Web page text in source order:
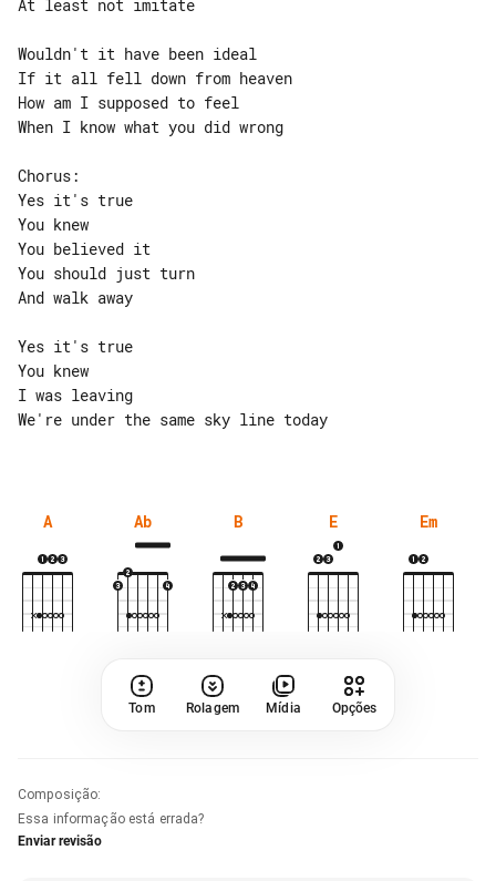
At least not imitate
Wouldn't it have been ideal
If it all fell down from heaven
How am I supposed to feel
When I know what you did wrong
Chorus:
Yes it's true
You knew
You believed it
You should just turn
And walk away
Yes it's true
You knew
I was leaving
We're under the same sky line today
A Ab B E Em
Tom Rolagem Mídia Opções
Composição:
Essa informação está errada?
Enviar revisão